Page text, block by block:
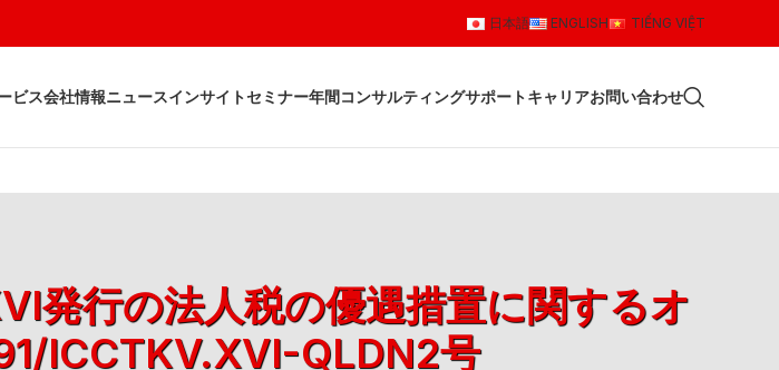
日本語 ENGLISH TIẾNG VIỆT
ビス会社情報ニュースインサイトセミナー年間コンサルティングサポートキャリアお問い合わせ
発行の法人税の優遇措置に関するオ
ICCTKV.XVI-QLDN2号